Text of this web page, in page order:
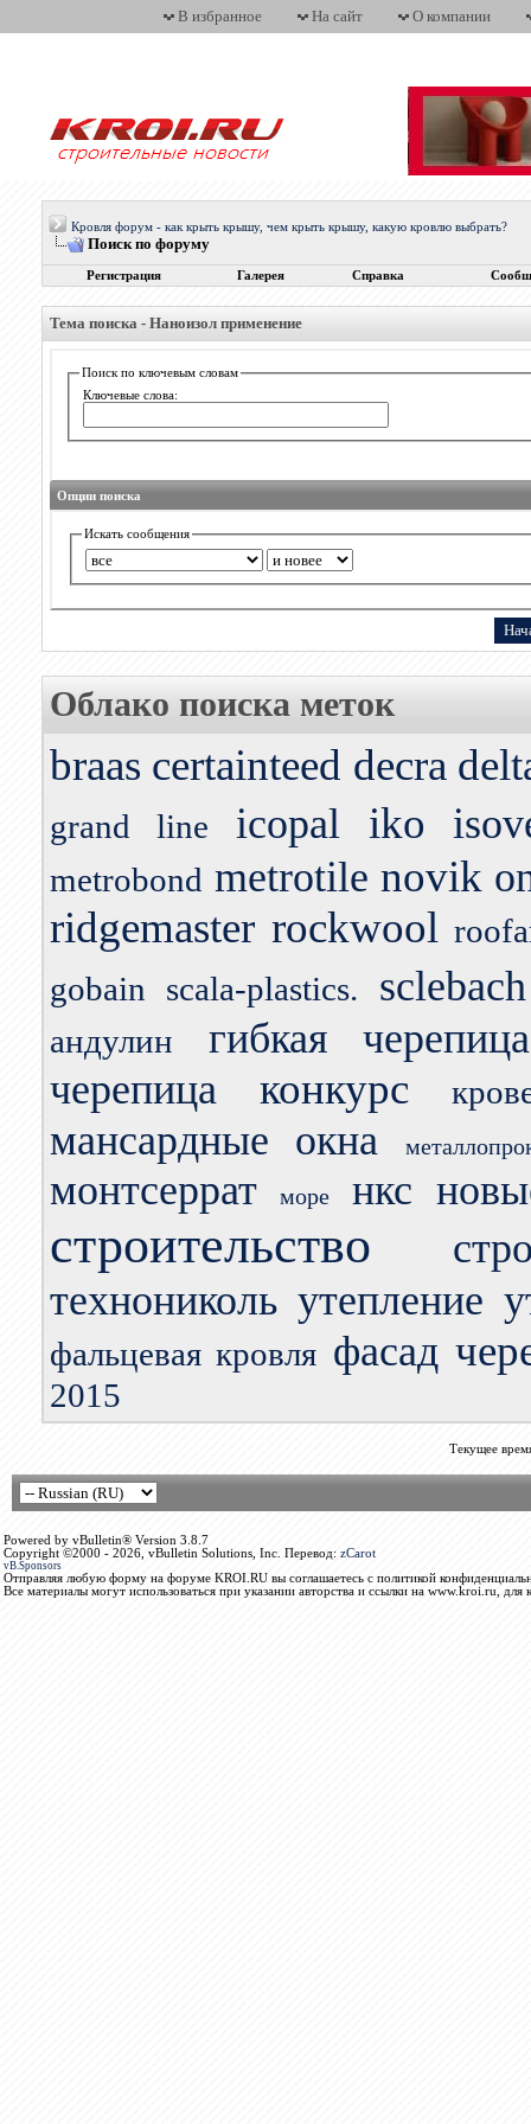
В избранное На сайт О компании
Кровля форум - как крыть крышу, чем крыть крышу, какую кровлю выбрать?
Поиск по форуму
Регистрация Галерея Справка
Тема поиска - Наноизол применение
Поиск по ключевым словам
Ключевые слова:
Опции поиска
Искать сообщения
Облако поиска меток
braas certainteed decra
grand line icopal iko
metrobond metrotile novik
ridgemaster rockwool
gobain
scala-plastics. sclebach
андулин
гибкая черепица
черепица
конкурс
мансардные окна
монтсеррат море нкс
строительство
технониколь утепление
фальцевая кровля фасад
2015
Текущее
Powered by vBulletin® Version 3.8.7
Copyright ©2000 - 2026, vBulletin Solutions, Inc. Перевод: zCarot
vB.Sponsors
Отправляя любую форму на форуме KROI.RU вы соглашаетесь с политикой
Все материалы могут использоваться при указании авторства и ссылки на www.kroi.ru, для